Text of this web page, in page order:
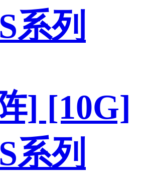
系列
] [10G]
系列